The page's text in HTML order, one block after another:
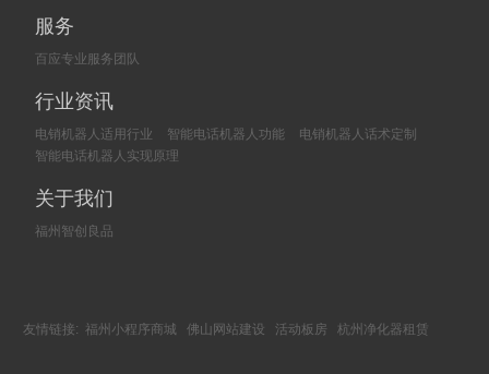
服务
百应专业服务团队
行业资讯
电销机器人适用行业 智能电话机器人功能
电销机器人话术定制
智能电话机器人实现原理
关于我们
福州智创良品
友情链接: 福州小程序商城 佛山网站建设 活动板房 杭州净化器租赁